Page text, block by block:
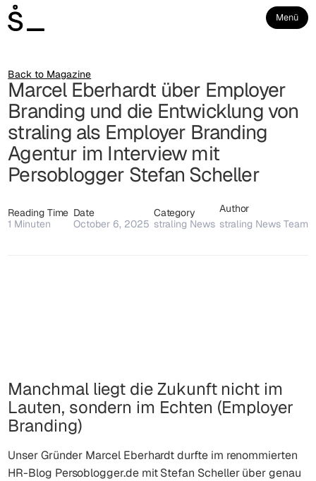
Menü
Back to Magazine
Marcel Eberhardt über Employer
Branding und die Entwicklung von
straling als Employer Branding
Agentur im Interview mit
Persoblogger Stefan Scheller
Reading Time
1 Minuten
Date
October 6, 2025
Category
straling News
Author
straling News Team
Manchmal liegt die Zukunft nicht im
Lauten, sondern im Echten (Employer
Branding)
Unser Gründer Marcel Eberhardt durfte im renommierten
HR-Blog Persoblogger.demit Stefan Scheller über genau